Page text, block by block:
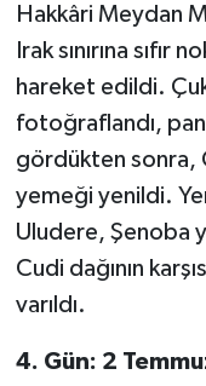
Hakkâri Meydan
Irak sınırına
hareket edildi.
fotoğraflandı,
gördükten sonra,
yemeği yenildi.
Uludere, Şenoba
Cudi dağının
varıldı.
4. Gün: 2